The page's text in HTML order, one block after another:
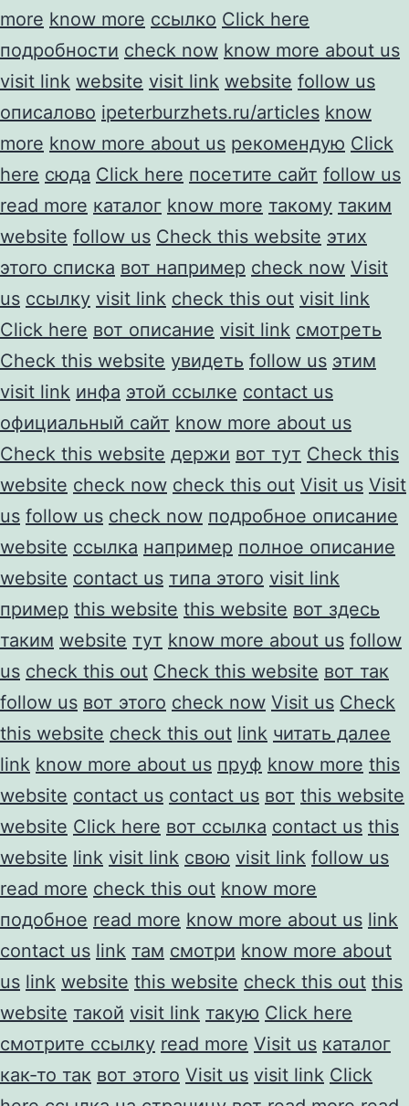
more know more ссылко Click here
подробности check now know more about us
visit link website visit link website follow us
описалово ipeterburzhets.ru/articles know
more know more about us рекомендую Click
here сюда Click here посетите сайт follow us
read more каталог know more такому таким
website follow us Check this website этих
этого списка вот например check now Visit
us ссылку visit link check this out visit link
Click here вот описание visit link смотреть
Check this website увидеть follow us этим
visit link инфа этой ссылке contact us
официальный сайт know more about us
Check this website держи вот тут Check this
website check now check this out Visit us Visit
us follow us check now подробное описание
website ссылка например полное описание
website contact us типа этого visit link
пример this website this website вот здесь
таким website тут know more about us follow
us check this out Check this website вот так
follow us вот этого check now Visit us Check
this website check this out link читать далее
link know more about us пруф know more this
website contact us contact us вот this website
website Click here вот ссылка contact us this
website link visit link свою visit link follow us
read more check this out know more
подобное read more know more about us link
contact us link там смотри know more about
us link website this website check this out this
website такой visit link такую Click here
смотрите ссылку read more Visit us каталог
как-то так вот этого Visit us visit link Click